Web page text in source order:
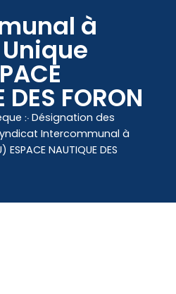
à
DES FORON
჻ Désignation des
Intercommunal à
NAUTIQUE DES